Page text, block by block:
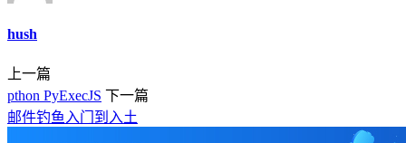
hush
上一篇
pthon PyExecJS 下一篇
邮件钓鱼入门到入土